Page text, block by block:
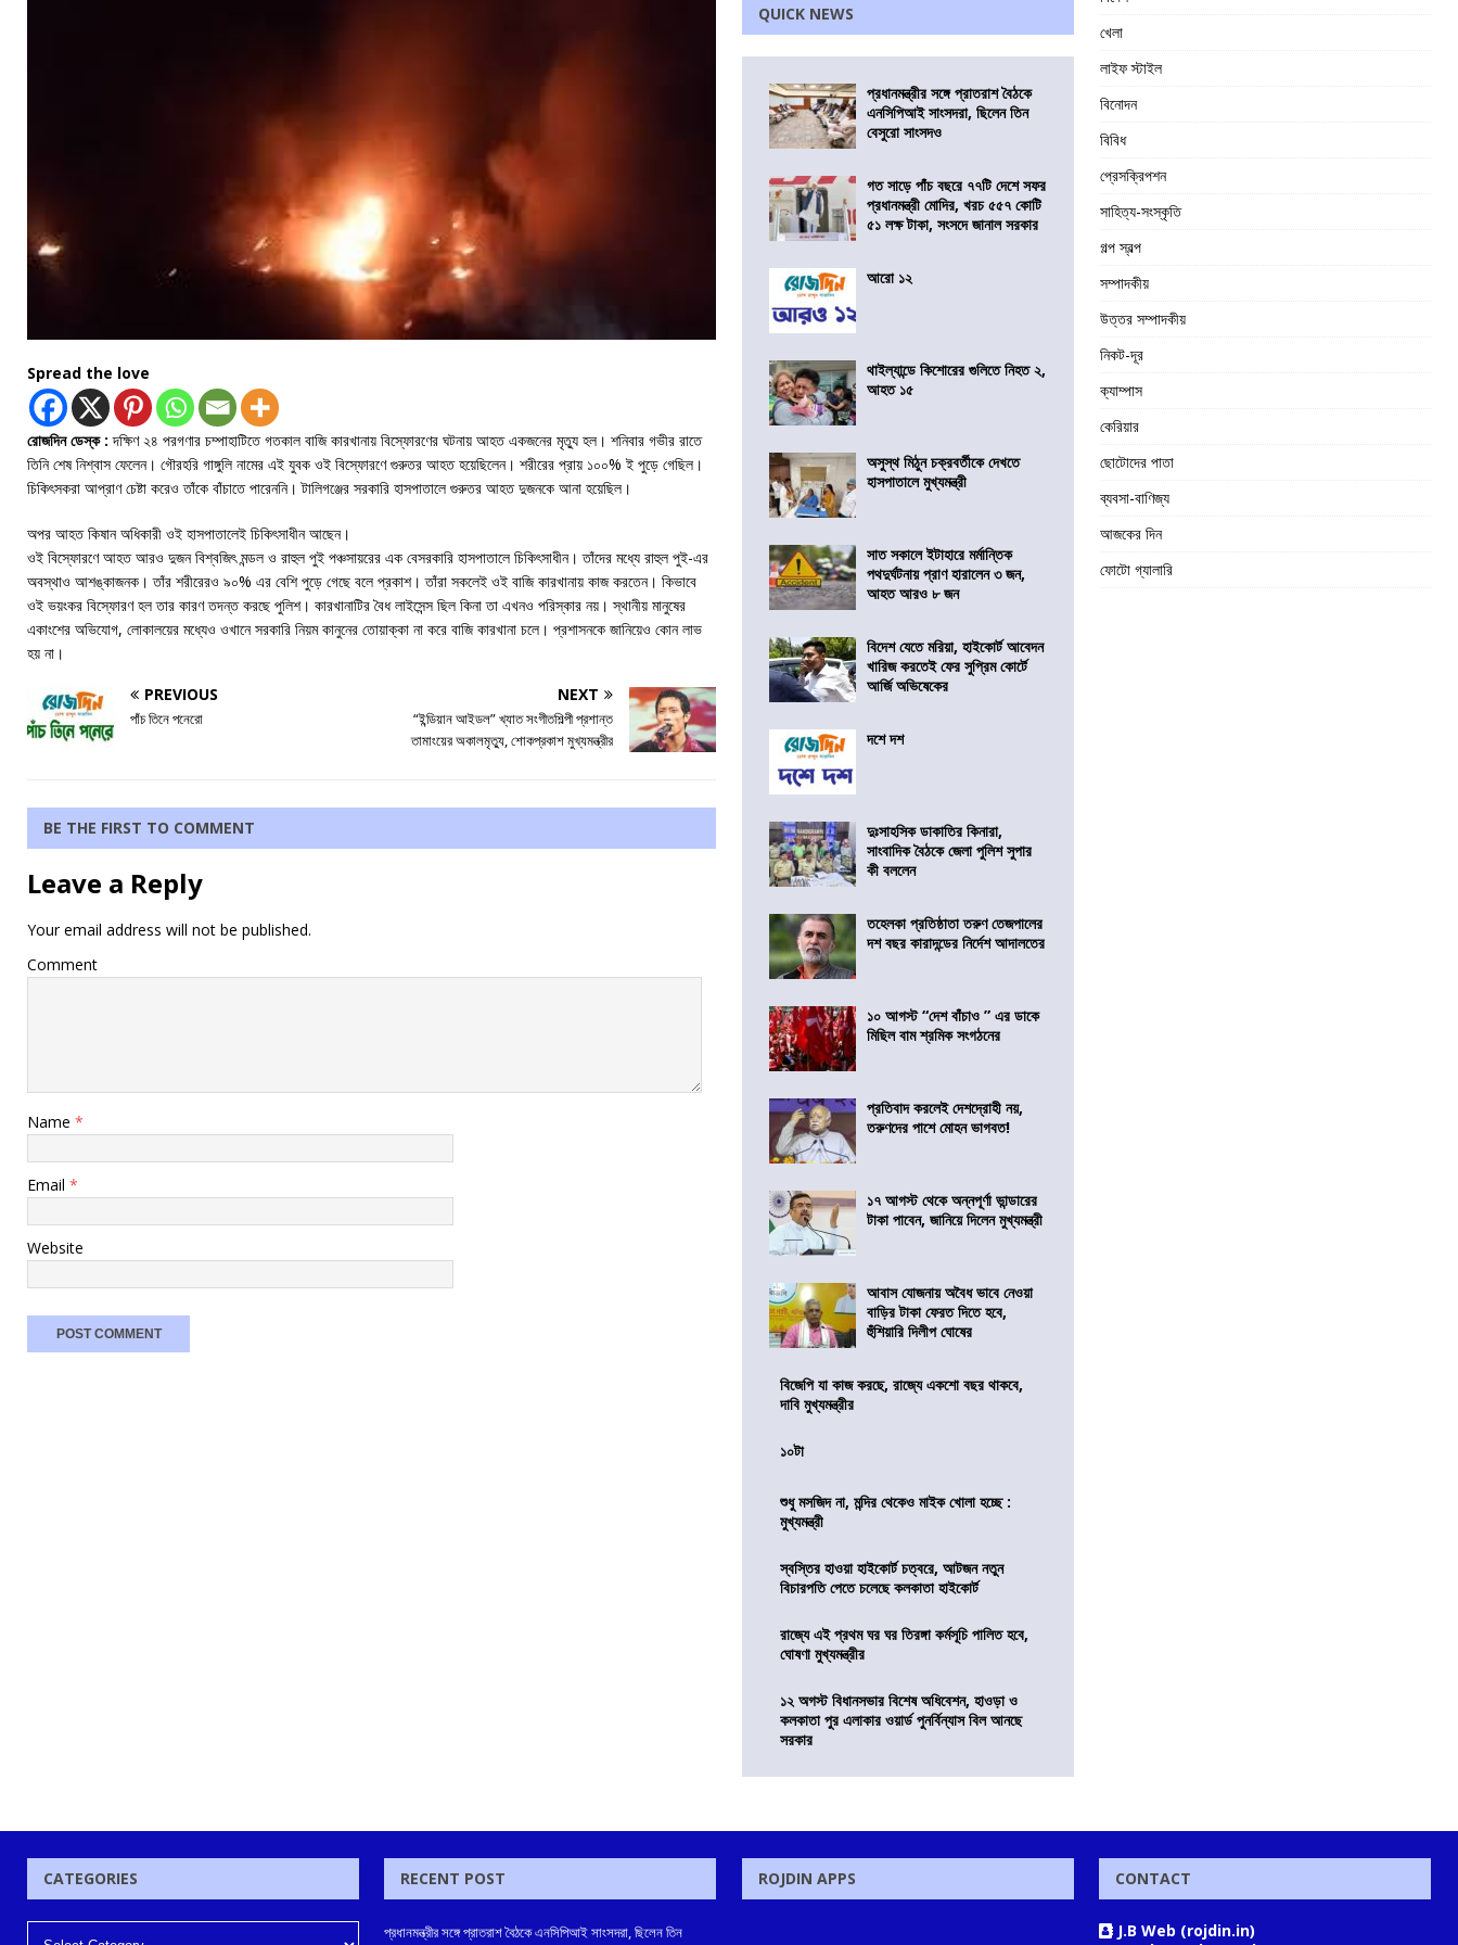
Spread the love
রোজদিন ডেস্ক : দক্ষিণ ২৪ পরগণার চম্পাহাটিতে গতকাল বাজি কারখানায় বিস্ফোরণের ঘটনায় আহত একজনের মৃত্যু হল। শনিবার গভীর রাতে
তিনি শেষ নিশ্বাস ফেলেন। গৌরহরি গাঙ্গুলি নামের এই যুবক ওই বিস্ফোরণে গুরুতর আহত হয়েছিলেন। শরীরের প্রায় ১০০% ই পুড়ে গেছিল।
চিকিৎসকরা আপ্রাণ চেষ্টা করেও তাঁকে বাঁচাতে পারেননি। টালিগঞ্জের সরকারি হাসপাতালে গুরুতর আহত দুজনকে আনা হয়েছিল।
অপর আহত কিষান অধিকারী ওই হাসপাতালেই চিকিৎসাধীন আছেন।
ওই বিস্ফোরণে আহত আরও দুজন বিশ্বজিৎ মন্ডল ও রাহুল পুই পঞ্চসায়রের এক বেসরকারি হাসপাতালে চিকিৎসাধীন। তাঁদের মধ্যে রাহুল পুই-এর
অবস্থাও আশঙ্কাজনক। তাঁর শরীরেরও ৯০% এর বেশি পুড়ে গেছে বলে প্রকাশ। তাঁরা সকলেই ওই বাজি কারখানায় কাজ করতেন। কিভাবে
ওই ভয়ংকর বিস্ফোরণ হল তার কারণ তদন্ত করছে পুলিশ। কারখানাটির বৈধ লাইসেন্স ছিল কিনা তা এখনও পরিস্কার নয়। স্থানীয় মানুষের
একাংশের অভিযোগ, লোকালয়ের মধ্যেও ওখানে সরকারি নিয়ম কানুনের তোয়াক্কা না করে বাজি কারখানা চলে। প্রশাসনকে জানিয়েও কোন লাভ
হয় না।
PREVIOUS
পাঁচ তিনে পনেরো
NEXT
“ইন্ডিয়ান আইডল” খ্যাত সংগীতশিল্পী প্রশান্ত
তামাংয়ের অকালমৃত্যু, শোকপ্রকাশ মুখ্যমন্ত্রীর
BE THE FIRST TO COMMENT
Leave a Reply
Your email address will not be published.
Comment
Name *
Email *
Website
QUICK NEWS
প্রধানমন্ত্রীর সঙ্গে প্রাতরাশ বৈঠকে
এনসিপিআই সাংসদরা, ছিলেন তিন
বেসুরো সাংসদও
গত সাড়ে পাঁচ বছরে ৭৭টি দেশে সফর
প্রধানমন্ত্রী মোদির, খরচ ৫৫৭ কোটি
৫১ লক্ষ টাকা, সংসদে জানাল সরকার
আরো ১২
থাইল্যান্ডে কিশোরের গুলিতে নিহত ২,
আহত ১৫
অসুস্থ মিঠুন চক্রবর্তীকে দেখতে
হাসপাতালে মুখ্যমন্ত্রী
সাত সকালে ইটাহারে মর্মান্তিক
পথদুর্ঘটনায় প্রাণ হারালেন ৩ জন,
আহত আরও ৮ জন
বিদেশ যেতে মরিয়া, হাইকোর্ট আবেদন
খারিজ করতেই ফের সুপ্রিম কোর্টে
আর্জি অভিষেকের
দশে দশ
দুঃসাহসিক ডাকাতির কিনারা,
সাংবাদিক বৈঠকে জেলা পুলিশ সুপার
কী বললেন
তহেলকা প্রতিষ্ঠাতা তরুণ তেজপালের
দশ বছর কারাদন্ডের নির্দেশ আদালতের
১০ আগস্ট “দেশ বাঁচাও ” এর ডাকে
মিছিল বাম শ্রমিক সংগঠনের
প্রতিবাদ করলেই দেশদ্রোহী নয়,
তরুণদের পাশে মোহন ভাগবত!
১৭ আগস্ট থেকে অন্নপূর্ণা ভান্ডারের
টাকা পাবেন, জানিয়ে দিলেন মুখ্যমন্ত্রী
আবাস যোজনায় অবৈধ ভাবে নেওয়া
বাড়ির টাকা ফেরত দিতে হবে,
হুঁশিয়ারি দিলীপ ঘোষের
বিজেপি যা কাজ করছে, রাজ্যে একশো বছর থাকবে,
দাবি মুখ্যমন্ত্রীর
১০টা
শুধু মসজিদ না, মন্দির থেকেও মাইক খোলা হচ্ছে :
মুখ্যমন্ত্রী
স্বস্তির হাওয়া হাইকোর্ট চত্বরে, আটজন নতুন
বিচারপতি পেতে চলেছে কলকাতা হাইকোর্ট
রাজ্যে এই প্রথম ঘর ঘর তিরঙ্গা কর্মসূচি পালিত হবে,
ঘোষণা মুখ্যমন্ত্রীর
১২ অগস্ট বিধানসভার বিশেষ অধিবেশন, হাওড়া ও
কলকাতা পুর এলাকার ওয়ার্ড পুনর্বিন্যাস বিল আনছে
সরকার
খেলা
লাইফ স্টাইল
বিনোদন
বিবিধ
প্রেসক্রিপশন
সাহিত্য-সংস্কৃতি
গল্প স্বল্প
সম্পাদকীয়
উত্তর সম্পাদকীয়
নিকট-দূর
ক্যাম্পাস
কেরিয়ার
ছোটোদের পাতা
ব্যবসা-বাণিজ্য
আজকের দিন
ফোটো গ্যালারি
CATEGORIES RECENT POST
প্রধানমন্ত্রীর সঙ্গে প্রাতরাশ বৈঠকে এনসিপিআই সাংসদরা, ছিলেন তিন
ROJDIN APPS CONTACT
J.B Web (rojdin.in)